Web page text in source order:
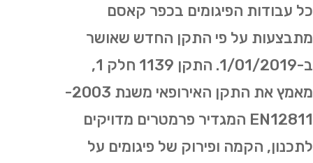
כל עבודות הפיגומים בכפר קאסם
מתבצעות על פי התקן החדש שאושר
ב-1/01/2019. התקן 1139 חלק 1,
מאמץ את התקן האירופאי משנת 2003-
EN12811 המגדיר פרמטרים מדויקים
לתכנון, הקמה ופירוק של פיגומים על